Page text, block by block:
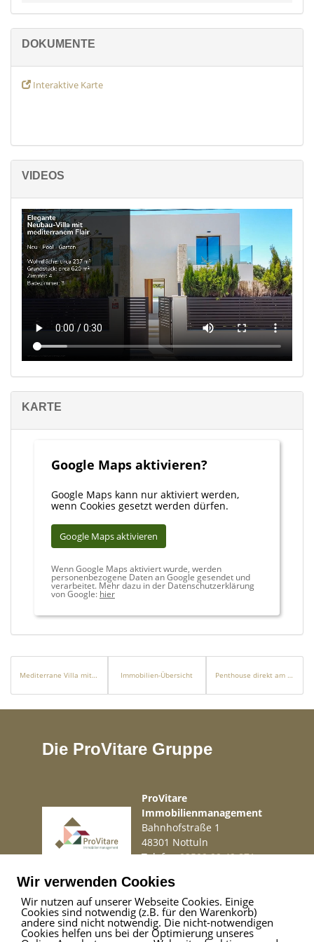
künstlicher Intelligenz (KI) erstellt worden sein.
DOKUMENTE
Interaktive Karte
VIDEOS
KARTE
Google Maps aktivieren?
Google Maps kann nur aktiviert werden,
wenn Cookies gesetzt werden dürfen.
Google Maps aktivieren
Wenn Google Maps aktiviert wurde, werden
personenbezogene Daten an Google gesendet und
verarbeitet. Mehr dazu in der Datenschutzerklärung
von Google: hier
Mediterrane Villa mit Pool und Blick auf den Wald in Costa d´en Blanes Immobilien-Übersicht Penthouse direkt am Meer
Die ProVitare Gruppe
ProVitare
Immobilienmanagement
Bahnhofstraße 1
48301 Nottuln
Telefon02509 99 49 871
Impressum|Haftungsausschluss|Datenschutz
Wir verwenden Cookies
Wir nutzen auf unserer Webseite Cookies. Einige
Cookies sind notwendig (z.B. für den Warenkorb)
andere sind nicht notwendig. Die nicht-notwendigen
Cookies helfen uns bei der Optimierung unseres